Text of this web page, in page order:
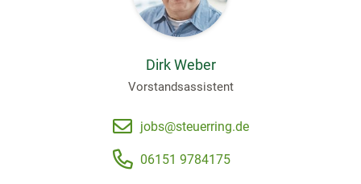
Dirk Weber
Vorstandsassistent
jobs@steuerring.de
06151 9784175